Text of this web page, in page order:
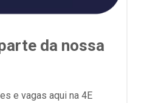
da nossa
e vagas aqui na 4E